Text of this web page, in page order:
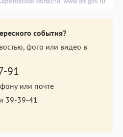
события?
фото или видео в
91
или почте
39-39-41